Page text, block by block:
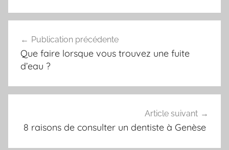
de
l’article
Publication précédente
Que faire lorsque vous trouvez une fuite
d’eau ?
Article suivant
8 raisons de consulter un dentiste à Genèse